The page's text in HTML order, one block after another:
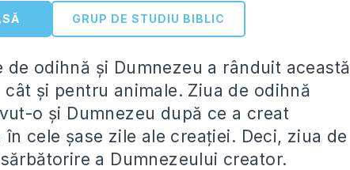
GRUP DE STUDIU BIBLIC
odihnă şi Dumnezeu a rânduit această
şi pentru animale. Ziua de odihnă
o şi Dumnezeu după ce a creat
cele şase zile ale creaţiei. Deci, ziua de
a Dumnezeului creator.